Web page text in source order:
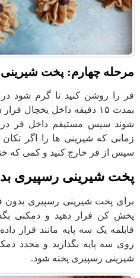
مرحله چهارم: پخت شیرینی
فر را روشن کنید تا گرم شود
بمدت ۱۵ دقیقه داخل یخچال
زمانی که شیرینی ها را اگر
سپس از فر خارج کنید و کمی که
پخت شیرینی رسپیری
برای پخت شیرینی رسپیری بدون
پخش کن قرار دهید و دمکنی
قابلمه یک سه پایه مانند قرار
روی سه پایه بگذارید و مجدد
شیرینی رسپیری پخته شود.